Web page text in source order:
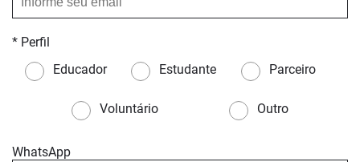
* Perfil
Educador
Estudante Parceiro
Voluntário Outro
WhatsApp